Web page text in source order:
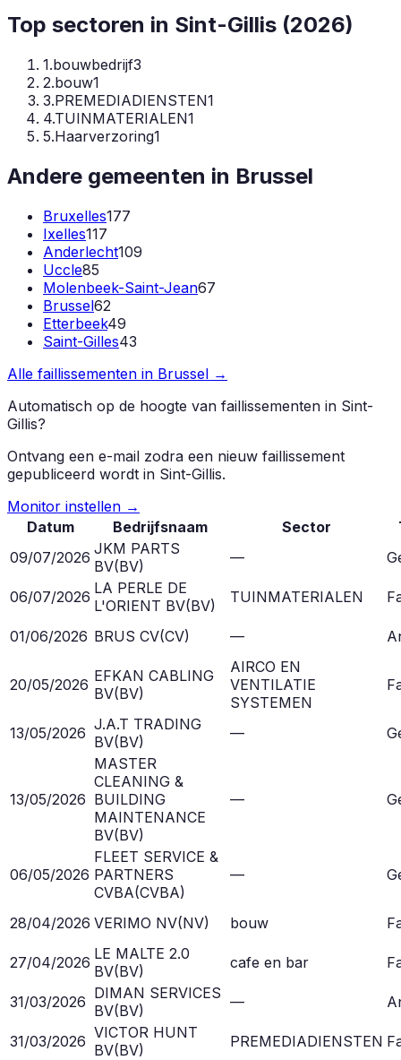
Top sectoren in Sint-Gillis (2026)
1.bouwbedrijf3
2.bouw1
3.PREMEDIADIENSTEN1
4.TUINMATERIALEN1
5.Haarverzoring1
Andere gemeenten in Brussel
Bruxelles177
Ixelles117
Anderlecht109
Uccle85
Molenbeek-Saint-Jean67
Brussel62
Etterbeek49
Saint-Gilles43
Alle faillissementen in Brussel →
Automatisch op de hoogte van faillissementen in Sint-
Gillis?
Ontvang een e-mail zodra een nieuw faillissement
gepubliceerd wordt in Sint-Gillis.
Monitor instellen →
Datum
Bedrijfsnaam Sector
09/07/2026 JKM PARTS
BV(BV) —
06/07/2026 LA PERLE DE
L'ORIENT BV(BV) TUINMATERIALEN
01/06/2026 BRUS CV(CV) —
20/05/2026 EFKAN CABLING
BV(BV)
AIRCO EN
VENTILATIE
SYSTEMEN
13/05/2026 J.A.T TRADING
BV(BV) —
13/05/2026
MASTER
CLEANING &
BUILDING
MAINTENANCE
BV(BV)
—
06/05/2026
FLEET SERVICE &
PARTNERS
CVBA(CVBA)
—
28/04/2026 VERIMO NV(NV) bouw
27/04/2026 LE MALTE 2.0
BV(BV) cafe en bar
31/03/2026 DIMAN SERVICES
BV(BV) —
31/03/2026 VICTOR HUNT
BV(BV) PREMEDIADIENSTEN